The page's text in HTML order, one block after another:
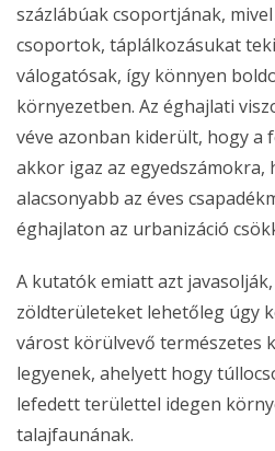
százlábúak csoportjának,
csoportok, táplálkozásukat
válogatósak, így könnyen
környezetben. Az éghajlati
véve azonban kiderült, hogy a
akkor igaz az egyedszámokra,
alacsonyabb az éves
éghajlaton az urbanizáció
A kutatók emiatt azt
zöldterületeket lehetőleg úgy
várost körülvevő természetes
legyenek, ahelyett hogy
lefedett területtel idegen
talajfaunának.